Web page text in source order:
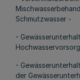
Schmutzwasser -
-
-
der